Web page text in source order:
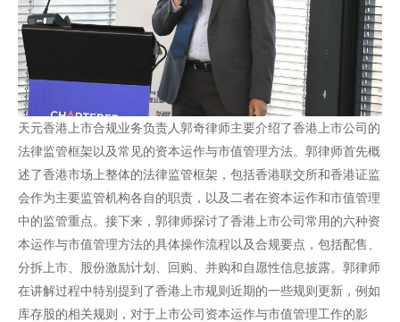
天元香港上市合规业务负责人郭奇律师主要介绍了香港上市公司的
法律监管框架以及常见的资本运作与市值管理方法。郭律师首先概
述了香港市场上整体的法律监管框架，包括香港联交所和香港证监
会作为主要监管机构各自的职责，以及二者在资本运作和市值管理
中的监管重点。接下来，郭律师探讨了香港上市公司常用的六种资
本运作与市值管理方法的具体操作流程以及合规要点，包括配售、
分拆上市、股份激励计划、回购、并购和自愿性信息披露。郭律师
在讲解过程中特别提到了香港上市规则近期的一些规则更新，例如
库存股的相关规则，对于上市公司资本运作与市值管理工作的影